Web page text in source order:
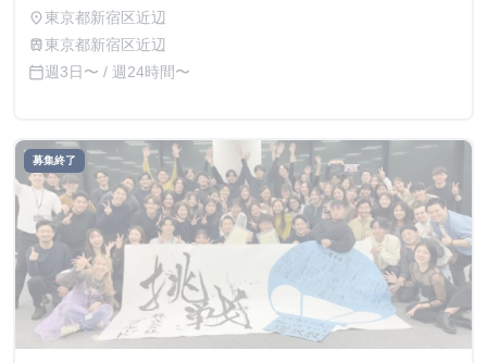
当） ※選考を通じて最終的な金額が調整（上振れ・下振
れ）されることがございます。 ※インターン期間中の貢献
place東京都新宿区近辺
train東京都新宿区近辺
calendar_today週3日〜 / 週24時間〜
募集終了